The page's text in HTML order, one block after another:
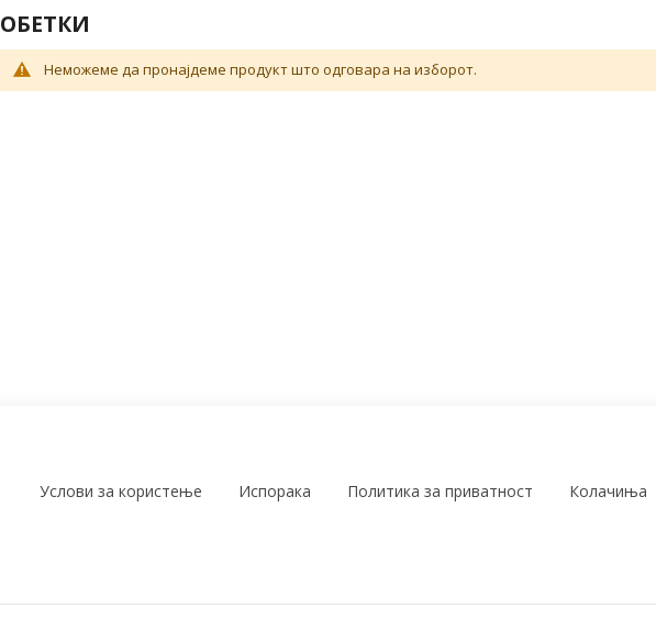
ОБЕТКИ
Неможеме да пронајдеме продукт што одговара на изборот.
Услови за користење Испорака Политика за приватност Колачиња